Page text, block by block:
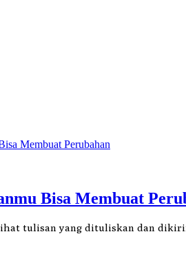
Bisa Membuat
tulisan yang dituliskan dan